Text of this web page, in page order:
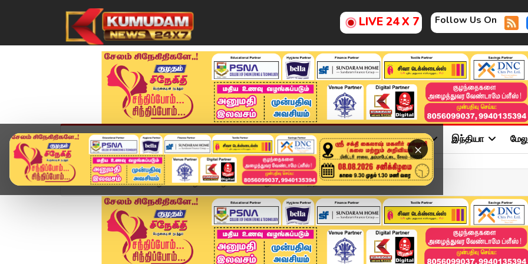
LIVE 24 X 7 Follow Us On
×
முகப்பு விளையாட்டு அண்மை தமிழ்நாடு சினிமா அரசியல் விளையாட்டு இந்தியா
Home சினிமா வாழா என் வாழ்வே வாழவே: 100 வது படம்.. கார்த்திக...